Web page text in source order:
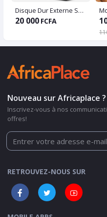
Disque Dur Externe Seagate 500 GIGA
20 000 FCFA
Nouveau sur Africaplace ?
Inscrivez-vous à nos
offres!
RETROUVEZ-NOUS SUR